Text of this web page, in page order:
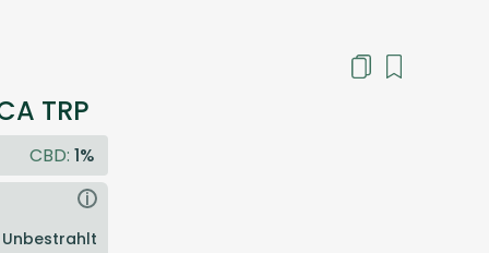
TRP
CBD: 1%
i
Unbestrahlt